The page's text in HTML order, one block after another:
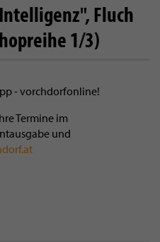
Fluch
1/3)
- vorchdorfonline!
Termine im
und